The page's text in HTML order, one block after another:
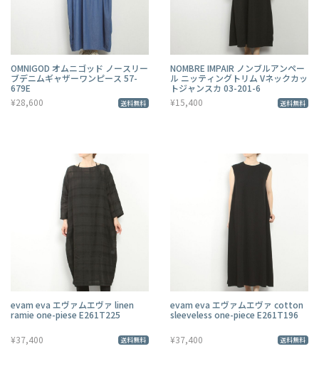
OMNIGOD オムニゴッド ノースリー
ブデニムギャザーワンピース 57-
679E
¥28,600
送料無料
NOMBRE IMPAIR ノンブルアンペー
ル ニッティングトリム Vネックカッ
トジャンスカ 03-201-6
¥15,400
送料無料
evam eva エヴァムエヴァ linen
ramie one-piese E261T225
¥37,400 送料無料
evam eva エヴァムエヴァ cotton
sleeveless one-piece E261T196
¥37,400 送料無料